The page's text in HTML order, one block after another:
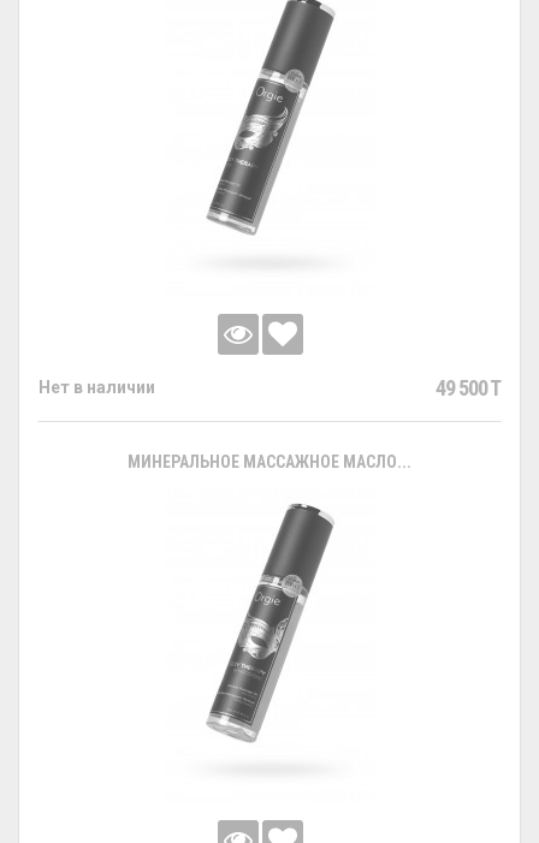
Нет в наличии 49 500 T
МИНЕРАЛЬНОЕ МАССАЖНОЕ МАСЛО...